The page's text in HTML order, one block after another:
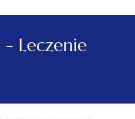
Leczenie